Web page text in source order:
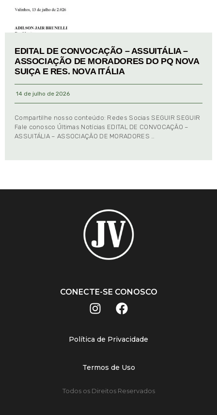
EDITAL DE CONVOCAÇÃO – ASSUITÁLIA –
ASSOCIAÇÃO DE MORADORES DO PQ NOVA
SUIÇA E RES. NOVA ITÁLIA
14 de julho de 2026
Compartilhe nosso conteúdo: Redes Socias SEGUIR SEGUIR
Fale conosco Últimas Notícias EDITAL DE CONVOCAÇÃO –
ASSUITÁLIA – ASSOCIAÇÃO DE MORADORES …
CONECTE-SE CONOSCO
Política de Privacidade
Termos de Uso
Todos os Direitos Reservados